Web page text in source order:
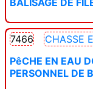
BALISAGE DE
7466
CHASSE
PêCHE EN EAU
PERSONNEL DE